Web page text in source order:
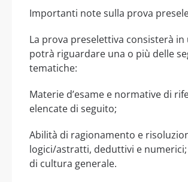
Importanti note sulla prova
La prova preselettiva consisterà in
potrà riguardare una o più delle
tematiche:
Materie d’esame e normative di
elencate di seguito;
Abilità di ragionamento e
logici/astratti, deduttivi e numerici;
di cultura generale.